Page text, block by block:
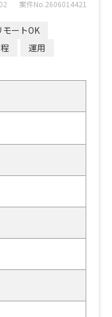
案件No.2606014421
モートOK
運用